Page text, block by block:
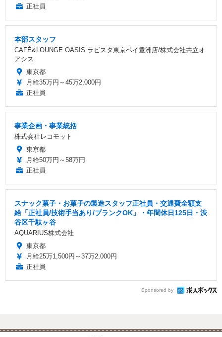
正社員
本部スタッフ
CAFÉ&LOUNGE OASIS ラビスタ東京ベイ豊洲店/株式会社共立オ
アシス
東京都
月給35万円～45万2,000円
正社員
事業企画・事業統括
株式会社レコモット
東京都
月給50万円～58万円
正社員
スナック菓子・お菓子の製造スタッフ正社員・交通費全額支
給「正社員/技術手当あり/ブランクOK」・年間休日125日・渋
谷区千駄ヶ谷
AQUARIUS株式会社
東京都
月給25万1,500円～37万2,000円
正社員
Sponsored by